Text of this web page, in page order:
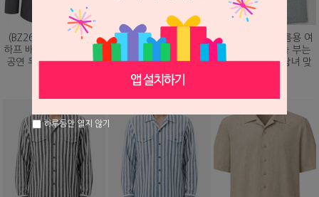
(BZ260203) 화려하게
하프 배색 핫픽스 디자인
공연 무대 맞춤 제작 자
(DS260479) 여름용 여
름용 바람이 솔솔 부는
망사직조 셔츠, 남녀 맞
춤 남방
(DS260473) 여름용 여
름용 바람이 솔솔 부는
망사직조 셔츠, 남녀 맞
하루동안 열지 않기